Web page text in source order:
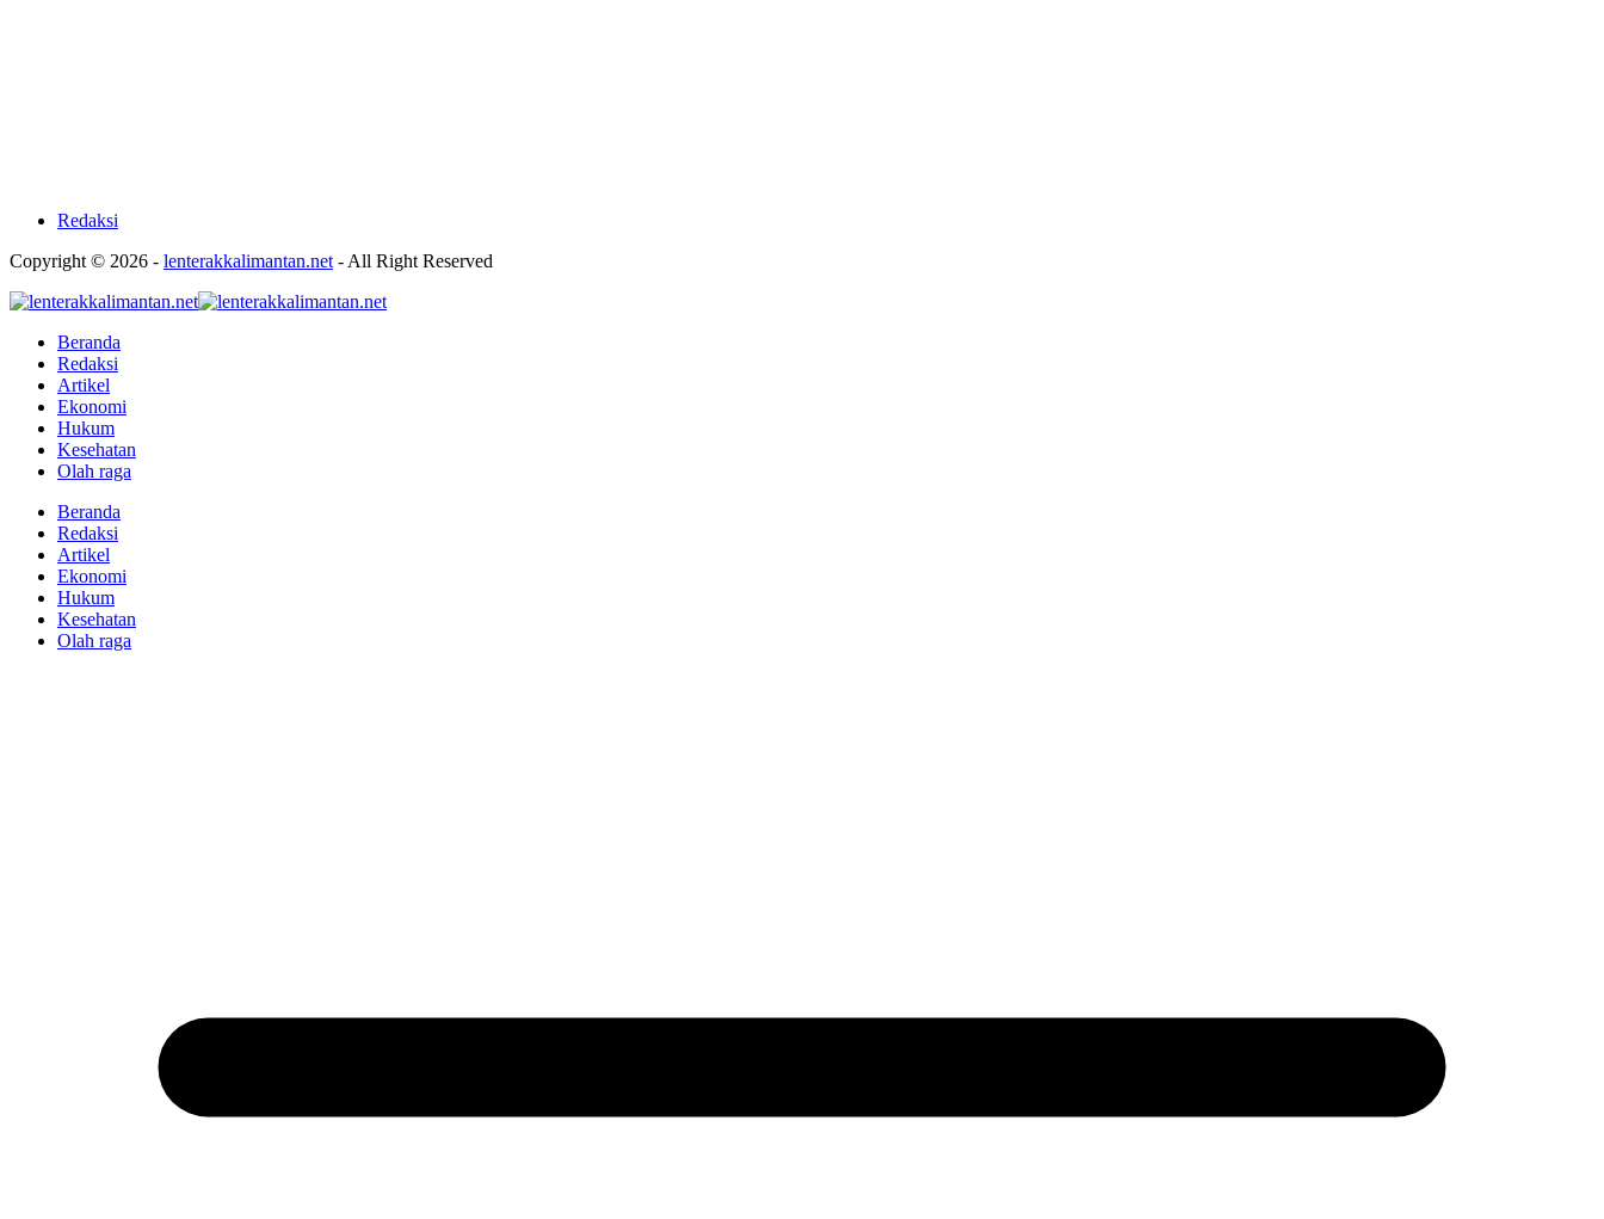
Redaksi
Copyright © 2026 - lenterakkalimantan.net - All Right Reserved
Beranda
Redaksi
Artikel
Ekonomi
Hukum
Kesehatan
Olah raga
Beranda
Redaksi
Artikel
Ekonomi
Hukum
Kesehatan
Olah raga